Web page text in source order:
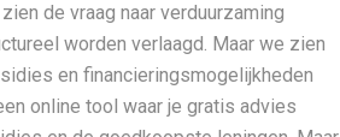
de vraag naar verduurzaming
worden verlaagd. Maar we zien
en financieringsmogelijkheden
online tool waar je gratis advies